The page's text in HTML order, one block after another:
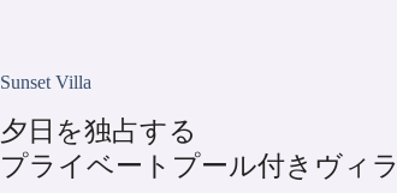
Sunset Villa
夕日を独占する
プライベートプール付きヴィラ